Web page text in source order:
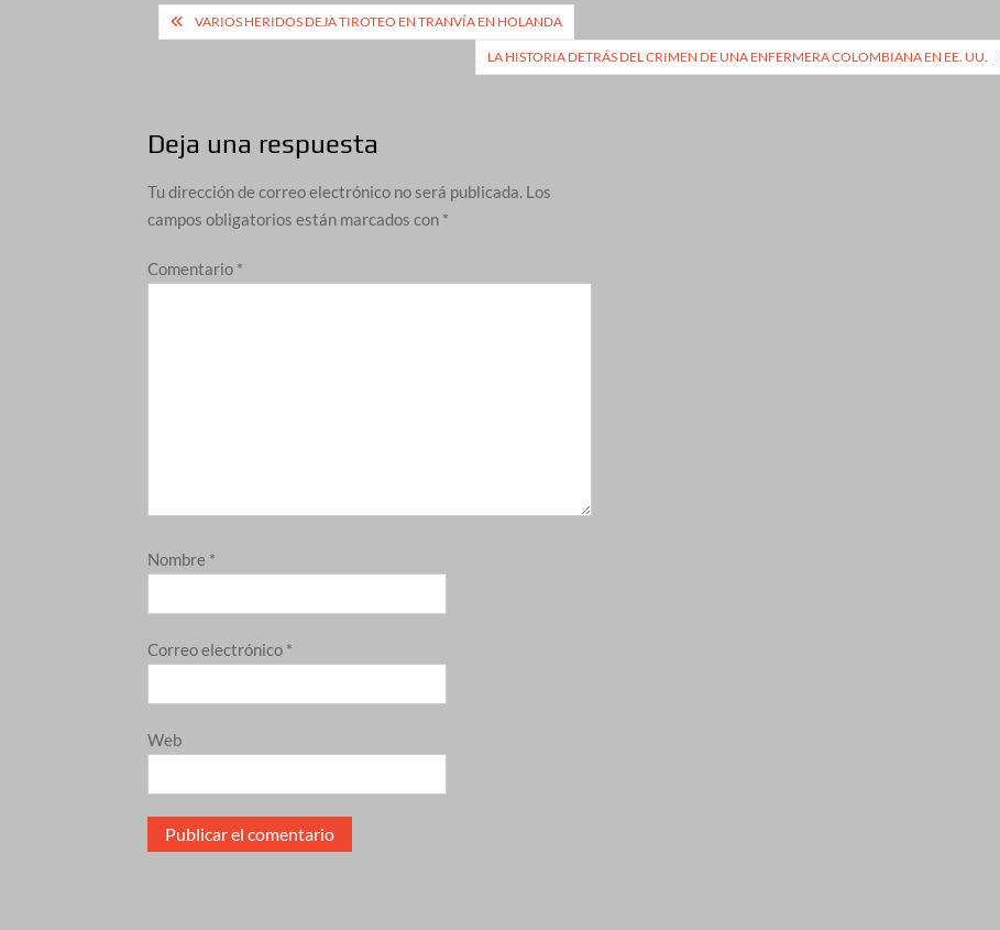
Navegación
VARIOS HERIDOS DEJA TIROTEO EN TRANVÍA EN HOLANDA
LA HISTORIA DETRÁS DEL CRIMEN DE UNA ENFERMERA COLOMBIANA EN EE. UU.
Deja una respuesta
Tu dirección de correo electrónico no será publicada. Los
campos obligatorios están marcados con *
Comentario *
Nombre *
Correo electrónico *
Web